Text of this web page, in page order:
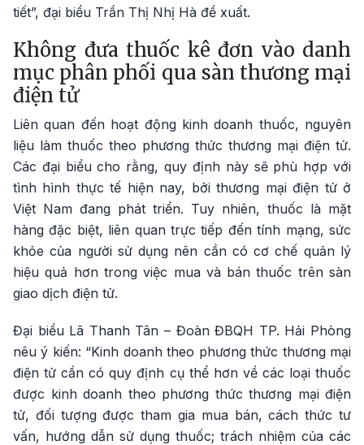
tiết”, đại biểu Trần Thị Nhị Hà đề xuất.
Không đưa thuốc kê đơn vào danh
mục phân phối qua sàn thương mại
điện tử
Liên quan đến hoạt động kinh doanh thuốc, nguyên
liệu làm thuốc theo phương thức thương mại điện tử.
Các đại biểu cho rằng, quy định này sẽ phù hợp với
tình hình thực tế hiện nay, bởi thương mại điện tử ở
Việt Nam đang phát triển. Tuy nhiên, thuốc là mặt
hàng đặc biệt, liên quan trực tiếp đến tính mạng, sức
khỏe của người sử dụng nên cần có cơ chế quản lý
hiệu quả hơn trong việc mua và bán thuốc trên sàn
giao dịch điện tử.
Đại biểu Lã Thanh Tân – Đoàn ĐBQH TP. Hải Phòng
nêu ý kiến: “Kinh doanh theo phương thức thương mại
điện tử cần có quy định cụ thể hơn về các loại thuốc
được kinh doanh theo phương thức thương mại điện
tử, đối tượng được tham gia mua bán, cách thức tư
vấn, hướng dẫn sử dụng thuốc; trách nhiệm của các